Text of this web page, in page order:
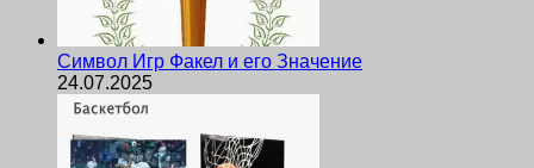
Символ Игр Факел и его Значение
24.07.2025